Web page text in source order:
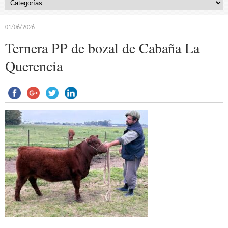
01/06/2026
Ternera PP de bozal de Cabaña La
Querencia